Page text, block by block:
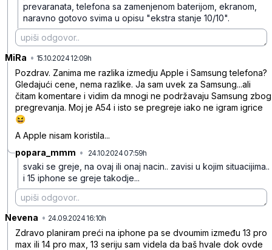
prevaranata, telefona sa zamenjenom baterijom, ekranom,
naravno gotovo svima u opisu "ekstra stanje 10/10".
MiRa • 15.10.2024 12:09h
Pozdrav. Zanima me razlika izmedju Apple i Samsung telefona?
Gledajući cene, nema razlike. Ja sam uvek za Samsung...ali
čitam komentare i vidim da mnogi ne podržavaju Samsung zbog
pregrevanja. Moj je A54 i isto se pregreje iako ne igram igrice
😆
A Apple nisam koristila...
popara_mmm • 24.10.2024 07:59h
svaki se greje, na ovaj ili onaj nacin.. zavisi u kojim situacijima..
i 15 iphone se greje takodje...
Nevena • 24.09.2024 16:10h
Zdravo planiram preći na iphone pa se dvoumim između 13 pro
max ili 14 pro max, 13 seriju sam videla da baš hvale dok ovde